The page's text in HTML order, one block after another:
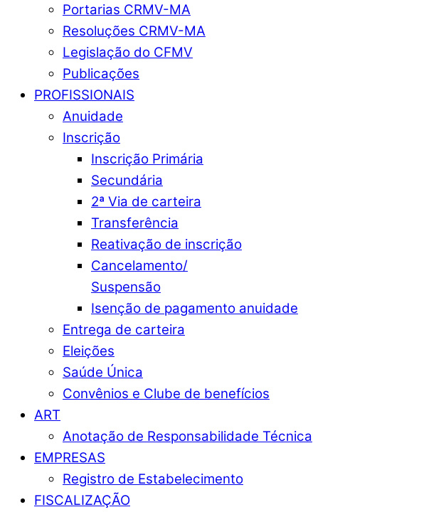
Portarias CRMV-MA
Resoluções CRMV-MA
Legislação do CFMV
Publicações
PROFISSIONAIS
Anuidade
Inscrição
Inscrição Primária
Secundária
2ª Via de carteira
Transferência
Reativação de inscrição
Cancelamento/
Suspensão
Isenção de pagamento anuidade
Entrega de carteira
Eleições
Saúde Única
Convênios e Clube de benefícios
ART
Anotação de Responsabilidade Técnica
EMPRESAS
Registro de Estabelecimento
FISCALIZAÇÃO